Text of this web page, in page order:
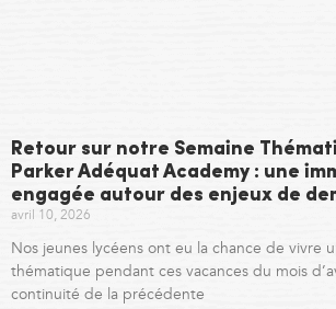
Retour sur notre Semaine
Parker Adéquat Academy : une
engagée autour des enjeux de
avril 10, 2026
Nos jeunes lycéens ont eu la chance de vivre
thématique pendant ces vacances du mois
continuité de la précédente